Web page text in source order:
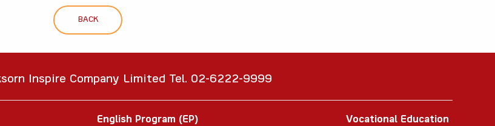
BACK
Inspire Company Limited Tel. 02-6222-9999
English Program (EP)
Vocational Education